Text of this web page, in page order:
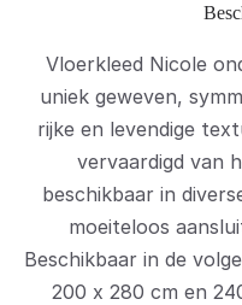
Vloerkleed Nicole
uniek geweven,
rijke en levendige
vervaardigd van
beschikbaar in
moeiteloos
Beschikbaar in de
200 x 280 cm en